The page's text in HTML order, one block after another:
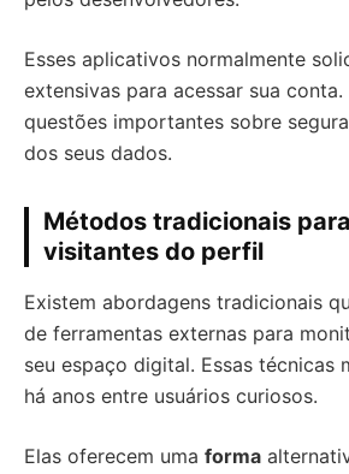
Esses aplicativos normalmente
extensivas para acessar sua conta.
questões importantes sobre
dos seus dados.
Métodos tradicionais
visitantes do perfil
Existem abordagens tradicionais
de ferramentas externas para
seu espaço digital. Essas técnicas
há anos entre usuários curiosos.
Elas oferecem uma forma